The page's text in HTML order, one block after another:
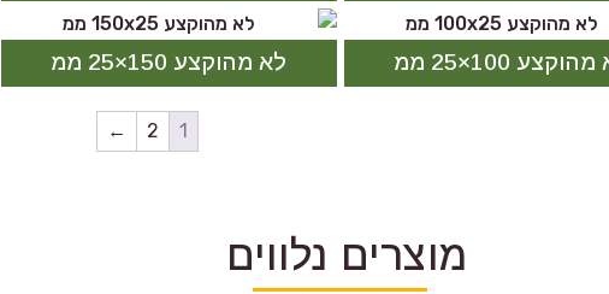
100×25 ממ לא מהוקצע 150×25 ממ
1
2
←
מוצרים נלווים